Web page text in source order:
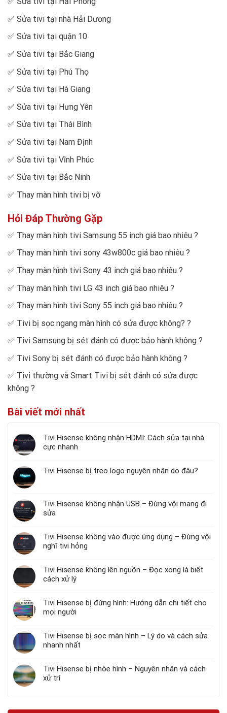
✅ Sửa tivi tại nhà Hải Dương
✅ Sửa tivi tại quận 10
✅ Sửa tivi tại Bắc Giang
✅ Sửa tivi tại Phú Thọ
✅ Sửa tivi tại Hà Giang
✅ Sửa tivi tại Hưng Yên
✅ Sửa tivi tại Thái Bình
✅ Sửa tivi tại Nam Định
✅ Sửa tivi tại Vĩnh Phúc
✅ Sửa tivi tại Bắc Ninh
✅ Thay màn hình tivi bị vỡ
Hỏi Đáp Thường Gặp
✅ Thay màn hình tivi Samsung 55 inch giá bao nhiêu ?
✅ Thay màn hình tivi sony 43w800c giá bao nhiêu ?
✅ Thay màn hình tivi Sony 43 inch giá bao nhiêu ?
✅ Thay màn hình tivi LG 43 inch giá bao nhiêu ?
✅ Thay màn hình tivi Sony 55 inch giá bao nhiêu ?
✅ Tivi bị sọc ngang màn hình có sửa được không? ?
✅ Tivi Samsung bị sét đánh có được bảo hành không ?
✅ Tivi Sony bị sét đánh có được bảo hành không ?
✅ Tivi thường và Smart Tivi bị sét đánh có sửa được
không ?
Bài viết mới nhất
Tivi Hisense không nhận HDMI: Cách sửa tại nhà
cực nhanh
Tivi Hisense bị treo logo nguyên nhân do đâu?
Tivi Hisense không nhận USB – Đừng vội mang đi
sửa
Tivi Hisense không vào được ứng dụng – Đừng vội
nghĩ tivi hỏng
Tivi Hisense không lên nguồn – Đọc xong là biết
cách xử lý
Tivi Hisense bị đứng hình: Hướng dẫn chi tiết cho
mọi người
Tivi Hisense bị sọc màn hình – Lý do và cách sửa
nhanh nhất
Tivi Hisense bị nhòe hình – Nguyên nhân và cách
xử trí